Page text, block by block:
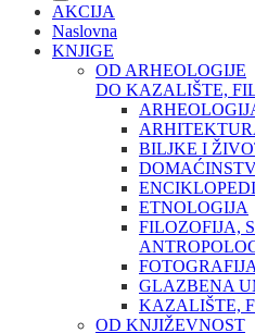
AKCIJA
Naslovna
KNJIGE
OD ARHEOLOGIJE
DO KAZALIŠTE,
BILJKE I
ETNOLOGIJA
FILOZOFIJA,
FOTOGRAFIJA
GLAZBENA
KAZALIŠTE,
OD KNJIŽEVNOST